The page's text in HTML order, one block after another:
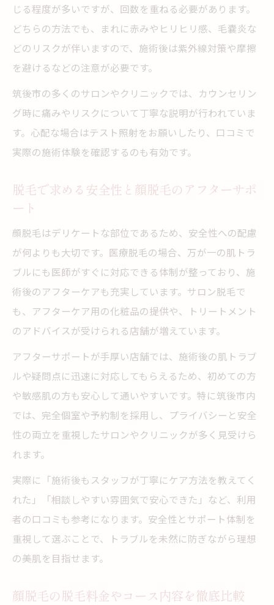
じる程度が多いですが、回数を重ねる必要があります。
どちらの方法でも、まれに赤みやヒリヒリ感、毛嚢炎な
どのリスクが伴いますので、施術後は紫外線対策や摩擦
を避けるなどの注意が必要です。
筑後市の多くのサロンやクリニックでは、カウンセリン
グ時に痛みやリスクについて丁寧な説明が行われていま
す。心配な場合はテスト照射をお願いしたり、口コミで
実際の施術体験を確認するのも有効です。
脱毛で求める安全性と顔脱毛のアフターサポ
ート
顔脱毛はデリケートな部位であるため、安全性への配慮
が何よりも大切です。医療脱毛の場合、万が一の肌トラ
ブルにも医師がすぐに対応できる体制が整っており、施
術後のアフターケアも充実しています。サロン脱毛で
も、アフターケア用の化粧品の提供や、トリートメント
のアドバイスが受けられる店舗が増えています。
アフターサポートが手厚い店舗では、施術後の肌トラブ
ルや疑問点に迅速に対応してもらえるため、初めての方
や敏感肌の方も安心して通いやすいです。特に筑後市内
では、完全個室や予約制を採用し、プライバシーと安全
性の両立を重視したサロンやクリニックが多く見受けら
れます。
実際に「施術後もスタッフが丁寧にケア方法を教えてく
れた」「相談しやすい雰囲気で安心できた」など、利用
者の口コミも参考になります。安全性とサポート体制を
重視して選ぶことで、トラブルを未然に防ぎながら理想
の美肌を目指せます。
顔脱毛の脱毛料金やコース内容を徹底比較